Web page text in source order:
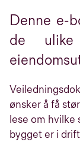
Denne e-
de ulike
ønsker å få
lese om hvilke
bygget er i